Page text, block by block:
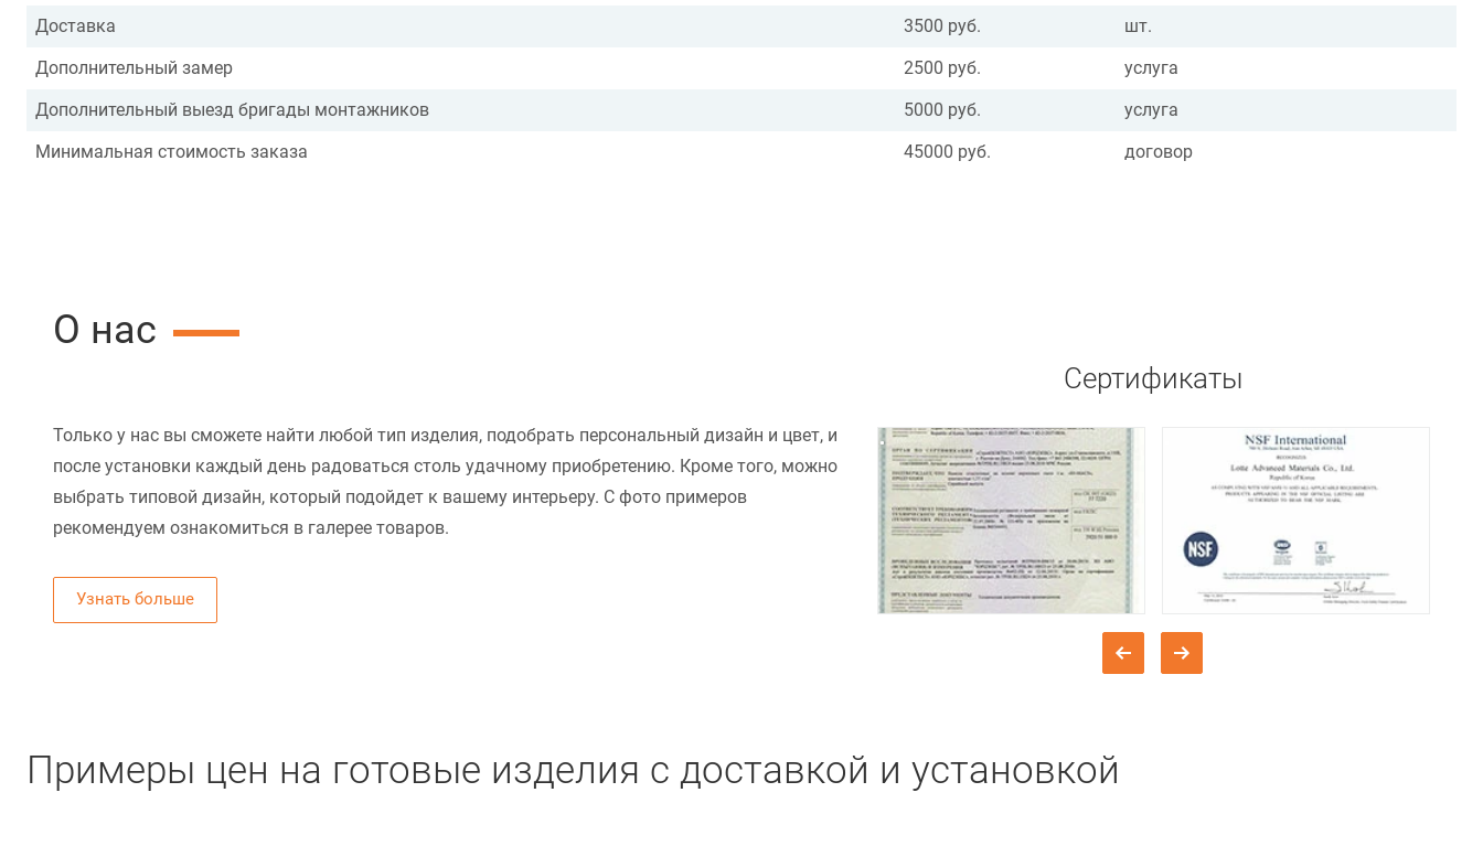
Доставка
3500 руб.
шт.
Дополнительный замер
2500 руб.
услуга
Дополнительный выезд бригады монтажников
5000 руб.
услуга
Минимальная стоимость заказа
45000 руб. договор
О нас
Только у нас вы сможете найти любой тип изделия, подобрать персональный дизайн и цвет, и
после установки каждый день радоваться столь удачному приобретению. Кроме того, можно
выбрать типовой дизайн, который подойдет к вашему интерьеру. С фото примеров
рекомендуем ознакомиться в галерее товаров.
Узнать больше
Сертификаты
Примеры цен на готовые изделия с доставкой и установкой